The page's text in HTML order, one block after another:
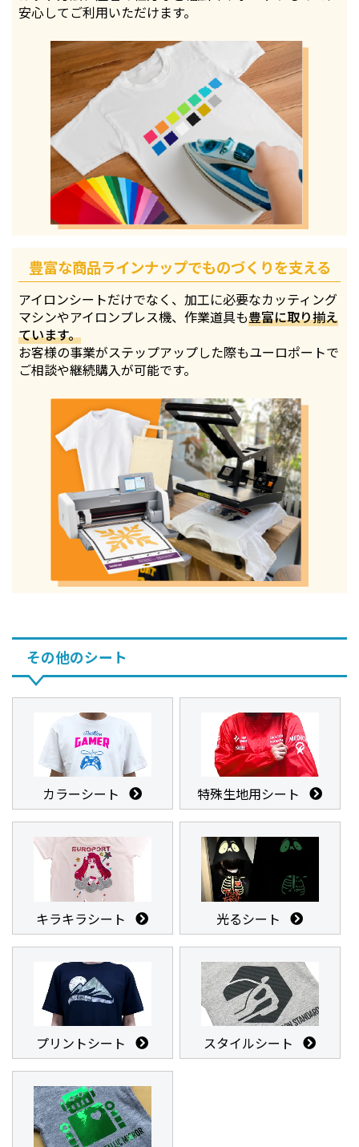
安心してご利用いただけます。
豊富な商品ラインナップでものづくりを支える
アイロンシートだけでなく、加工に必要なカッティング
マシンやアイロンプレス機、作業道具も豊富に取り揃え
ています。
お客様の事業がステップアップした際もユーロポートで
ご相談や継続購入が可能です。
その他のシート
カラーシート 特殊生地用シート
キラキラシート 光るシート
プリントシート スタイルシート